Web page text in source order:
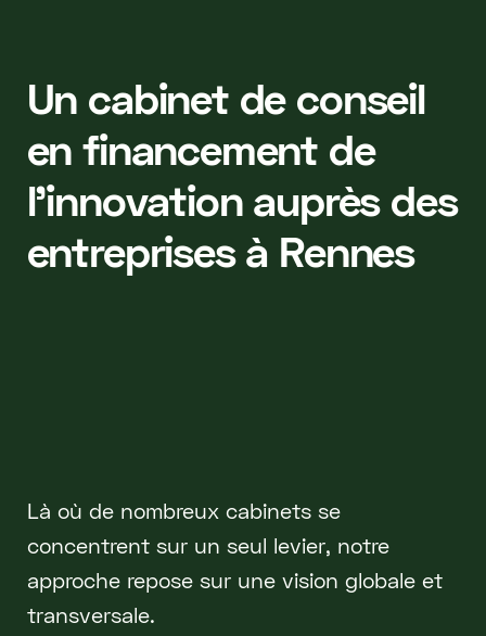
Un cabinet de conseil
en financement de
l’innovation auprès des
entreprises à Rennes
Là où de nombreux cabinets se
concentrent sur un seul levier, notre
approche repose sur une vision globale et
transversale.